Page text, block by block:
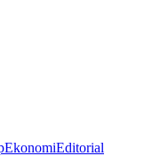
EkonomiEditorial